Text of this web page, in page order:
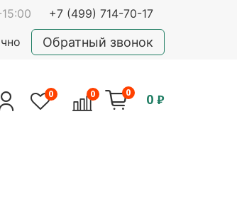
+7 (499) 714-70-17
Обратный звонок
0 0 0 0 ₽